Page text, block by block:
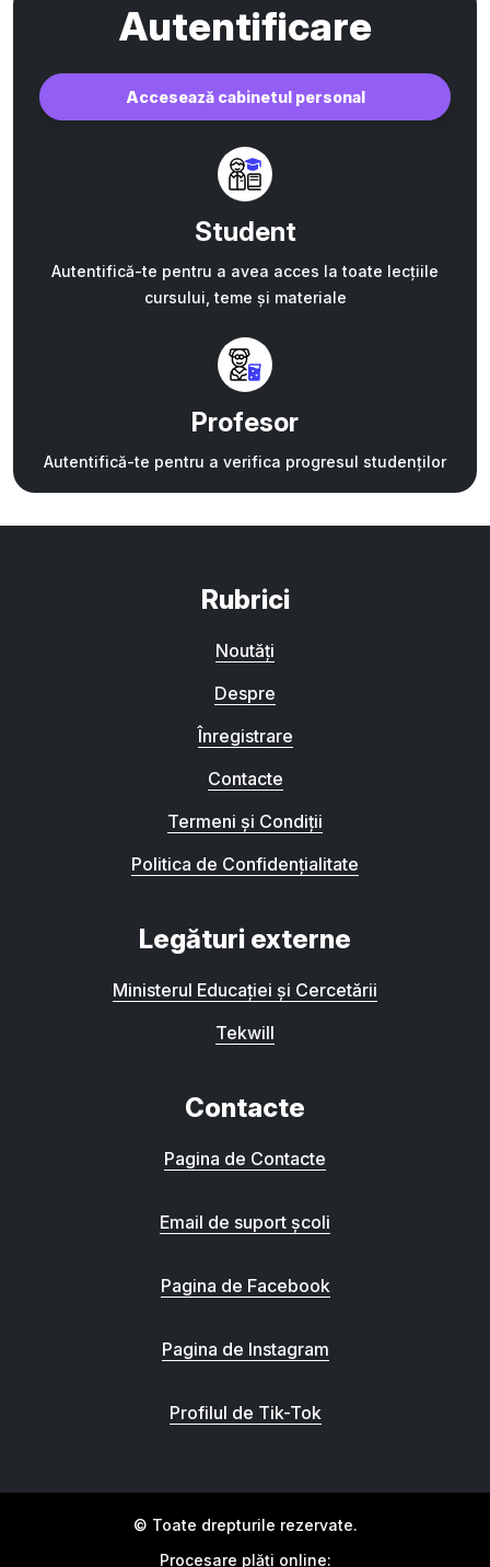
Autentificare
Accesează cabinetul personal
Student
Autentifică-te pentru a avea acces la toate lecțiile
cursului, teme și materiale
Profesor
Autentifică-te pentru a verifica progresul studenților
Rubrici
Noutăți
Despre
Înregistrare
Contacte
Termeni și Condiții
Politica de Confidențialitate
Legături externe
Ministerul Educației și Cercetării
Tekwill
Contacte
Pagina de Contacte
Email de suport școli
Pagina de Facebook
Pagina de Instagram
Profilul de Tik-Tok
© Toate drepturile rezervate.
Procesare plăți online: